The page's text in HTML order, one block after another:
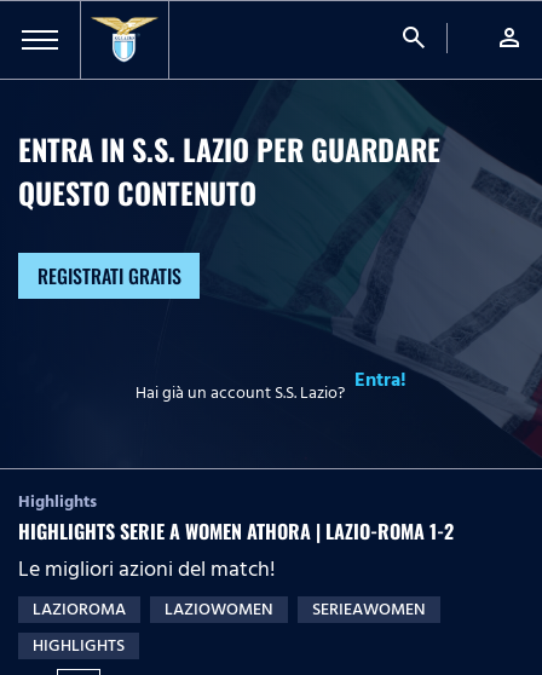
search person
ENTRA IN S.S. LAZIO PER GUARDARE
QUESTO CONTENUTO
REGISTRATI GRATIS
Hai già un account S.S. Lazio? Entra!
Highlights
HIGHLIGHTS SERIE A WOMEN ATHORA | LAZIO-ROMA 1-2
Le migliori azioni del match!
LAZIOROMA LAZIOWOMEN
SERIEAWOMEN
HIGHLIGHTS